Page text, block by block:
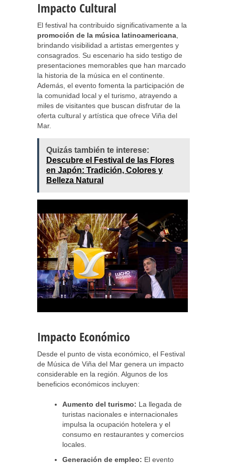
Impacto Cultural
El festival ha contribuido significativamente a la
promoción de la música latinoamericana
brindando visibilidad a artistas emergentes y
consagrados. Su escenario ha sido testigo de
presentaciones memorables que han marcado
la historia de la música en el continente.
Además, el evento fomenta la participación de
la comunidad local y el turismo, atrayendo a
miles de visitantes que buscan disfrutar de la
oferta cultural y artística que ofrece Viña del
Mar.
Quizás también te interese:
Descubre el Festival de las Flores
en Japón: Tradición, Colores y
Belleza Natural
Impacto Económico
Desde el punto de vista económico, el Festival
de Música de Viña del Mar genera un impacto
considerable en la región. Algunos de los
beneficios económicos incluyen:
Aumento del turismo: La llegada de
turistas nacionales e internacionales
impulsa la ocupación hotelera y el
consumo en restaurantes y comercios
locales.
Generación de empleo: El evento